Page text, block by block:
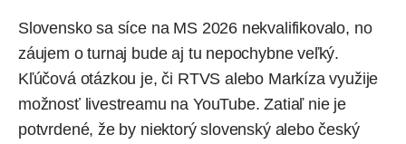
Slovensko sa síce na MS 2026 nekvalifikovalo, no
záujem o turnaj bude aj tu nepochybne veľký.
Kľúčová otázkou je, či RTVS alebo Markíza využije
možnosť livestreamu na YouTube. Zatiaľ nie je
potvrdené, že by niektorý slovenský alebo český